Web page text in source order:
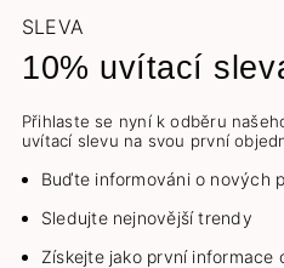
SLEVA
10% uvítací
Přihlaste se nyní k odběru
uvítací slevu na svou první
Buďte informováni o nových
Sledujte nejnovější trendy
Získejte jako první informace